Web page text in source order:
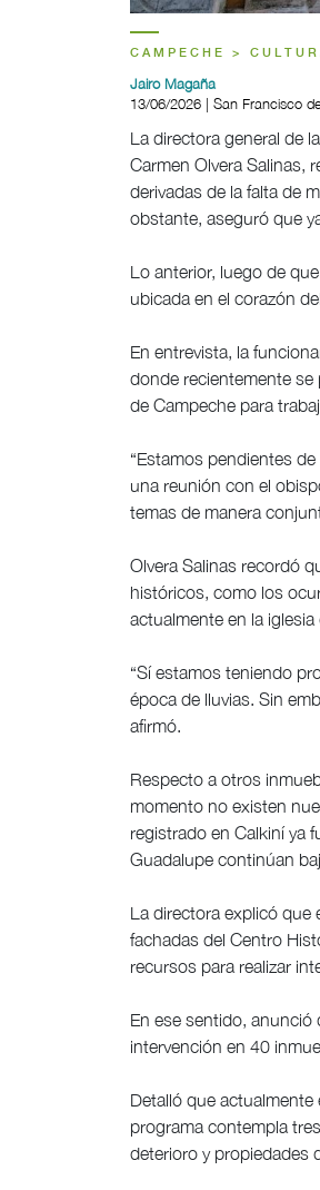
CAMPECHE >
Jairo Magaña
13/06/2026 | San Francisco
La directora general de
Carmen Olvera Salinas,
derivadas de la falta de
obstante, aseguró que
Lo anterior, luego de
ubicada en el corazón
En entrevista, la
donde recientemente
de Campeche para
“Estamos pendientes
una reunión con el
temas de manera
Olvera Salinas recordó
históricos, como los
actualmente en la
“Sí estamos teniendo
época de lluvias. Sin
afirmó.
Respecto a otros
momento no existen
registrado en Calkiní ya
Guadalupe continúan
La directora explicó que
fachadas del Centro
recursos para realizar
En ese sentido, anunció
intervención en 40
Detalló que
programa contempla
deterioro y propiedades